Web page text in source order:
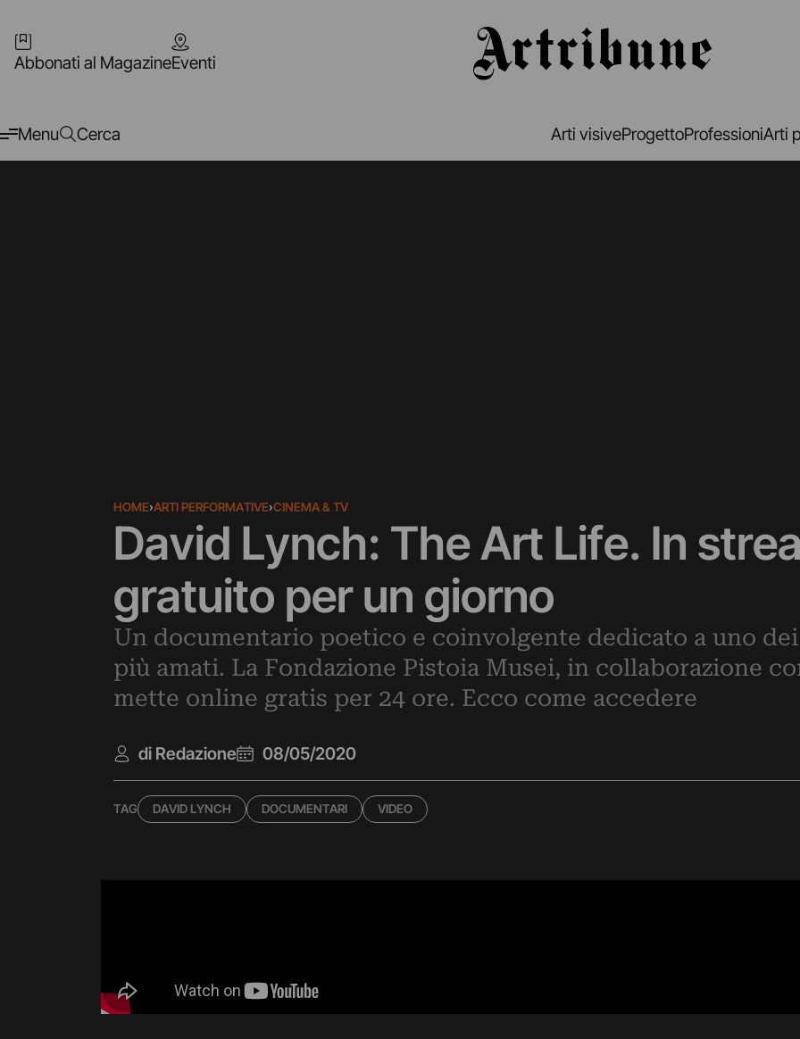
Abbonati al MagazineEventi
Menu Cerca Arti visiveProgettoProfessioniArti
HOME›ARTI PERFORMATIVE›CINEMA & TV
David Lynch: The Art Life. In
gratuito per un giorno
Un documentario poetico e coinvolgente dedicato a uno
più amati. La Fondazione Pistoia Musei, in collaborazione
mette online gratis per 24 ore. Ecco come accedere
di Redazione 08/05/2020
TAG DAVID LYNCH DOCUMENTARI VIDEO